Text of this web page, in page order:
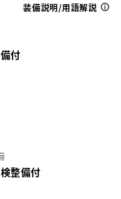
装備説明/用語解説
付
整備付